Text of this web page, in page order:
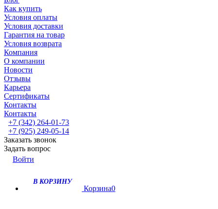
Как купить
Условия оплаты
Условия доставки
Гарантия на товар
Условия возврата
Компания
О компании
Новости
Отзывы
Карьера
Сертификаты
Контакты
Контакты
+7 (342) 264-01-73
+7 (925) 249-05-14
Заказать звонок
Задать вопрос
Войти
В КОРЗИНУ
Корзина0